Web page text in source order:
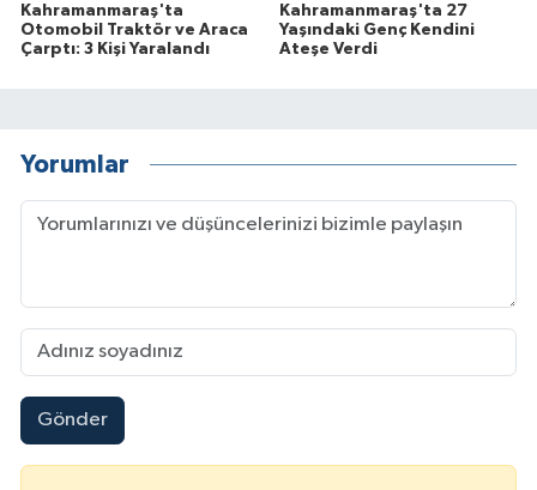
Kahramanmaraş'ta
Otomobil Traktör ve Araca
Çarptı: 3 Kişi Yaralandı
Kahramanmaraş'ta 27
Yaşındaki Genç Kendini
Ateşe Verdi
Yorumlar
Gönder